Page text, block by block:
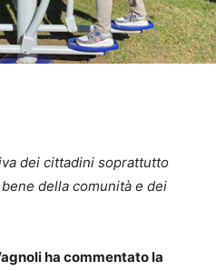
dei cittadini soprattutto
della comunità e dei
ha commentato la